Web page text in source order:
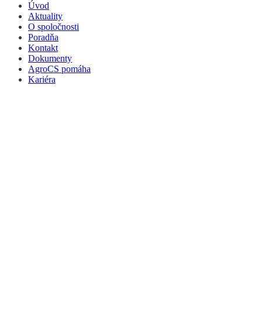
Úvod
Aktuality
O spoločnosti
Poradňa
Kontakt
Dokumenty
AgroCS pomáha
Kariéra